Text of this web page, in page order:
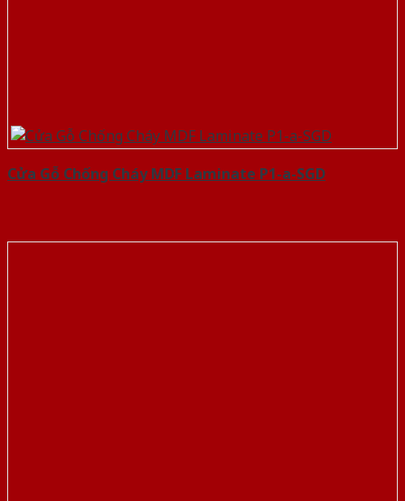
Cửa Gỗ Chống Cháy MDF Laminate P1-a-SGD